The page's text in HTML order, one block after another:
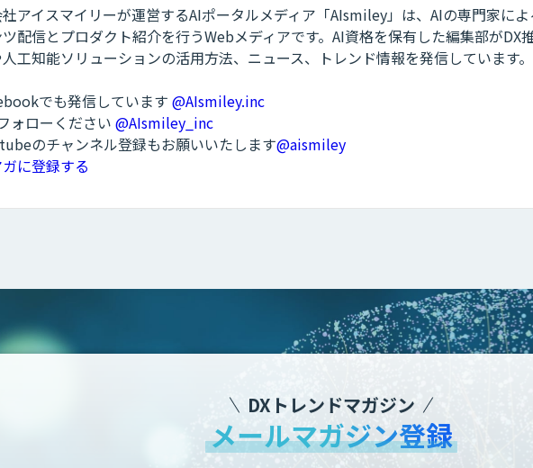
アイスマイリーが運営するAIポータルメディア「AIsmiley」は、AIの専門家によ
ツ配信とプロダクト紹介を行うWebメディアです。AI資格を保有した編集部がDX
工知能ソリューションの活用方法、ニュース、トレンド情報を発信しています。
でも発信しています @AIsmiley.inc
ォローください @AIsmiley_inc
のチャンネル登録もお願いいたします@aismiley
に登録する
DXトレンドマガジン
メールマガジン登録